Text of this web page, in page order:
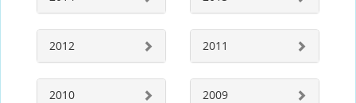
2012 2011
2010 2009